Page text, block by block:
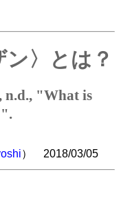
ン〉とは？
n.d., "What is
） 2018/03/05